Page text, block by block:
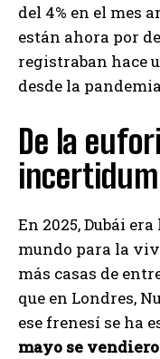
del 4% en el mes
están ahora por
registraban hace
desde la
De la
En 2025, Dubái
mundo para la
más casas de
que en Londres,
ese frenesí se ha
mayo se